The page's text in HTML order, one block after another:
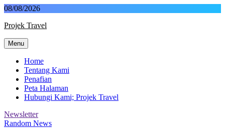
Skip
content
08/08/2026
Projek Travel
Malaysia Travel Portal
Menu
Home
Tentang Kami
Penafian
Peta Halaman
Hubungi Kami; Projek Travel
Newsletter
Random News